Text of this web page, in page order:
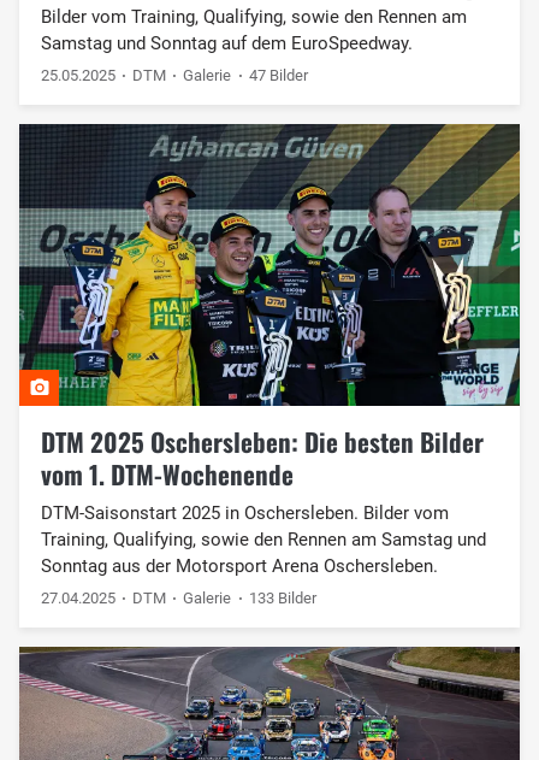
Bilder vom Training, Qualifying, sowie den Rennen am
Samstag und Sonntag auf dem EuroSpeedway.
25.05.2025 DTM Galerie 47 Bilder
DTM 2025 Oschersleben: Die besten Bilder
vom 1. DTM-Wochenende
DTM-Saisonstart 2025 in Oschersleben. Bilder vom
Training, Qualifying, sowie den Rennen am Samstag und
Sonntag aus der Motorsport Arena Oschersleben.
27.04.2025 DTM Galerie 133 Bilder